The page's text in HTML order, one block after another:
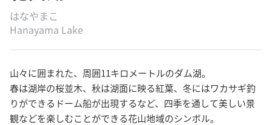
はなやまこ
Hanayama Lake
山々に囲まれた、周囲11キロメートルのダム湖。
春は湖岸の桜並木、秋は湖面に映る紅葉、冬にはワカサギ釣
りができるドーム船が出現するなど、四季を通して美しい景
観などを楽しむことができる花山地域のシンボル。